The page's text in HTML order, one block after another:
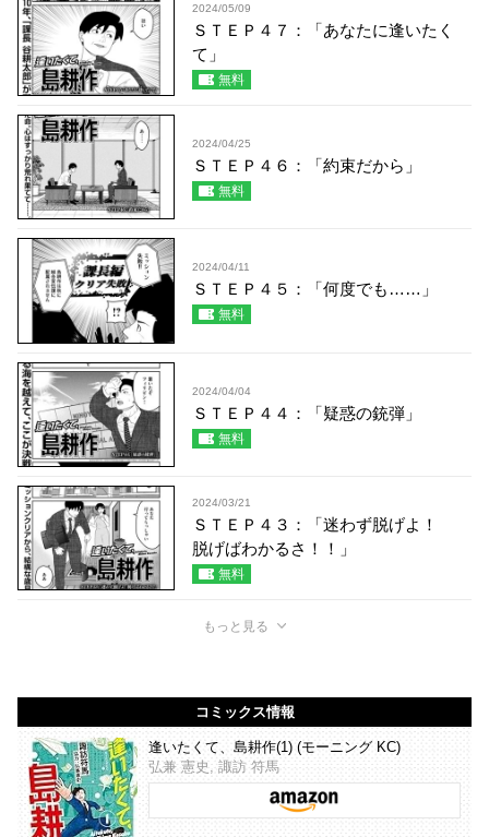
2024/05/09
ＳＴＥＰ４７：「あなたに逢いたく
て」
無料
2024/04/25
ＳＴＥＰ４６：「約束だから」
無料
2024/04/11
ＳＴＥＰ４５：「何度でも……」
無料
2024/04/04
ＳＴＥＰ４４：「疑惑の銃弾」
無料
2024/03/21
ＳＴＥＰ４３：「迷わず脱げよ！
脱げばわかるさ！！」
無料
もっと見る
コミックス情報
逢いたくて、島耕作(1) (モーニング KC)
弘兼 憲史, 諏訪 符馬